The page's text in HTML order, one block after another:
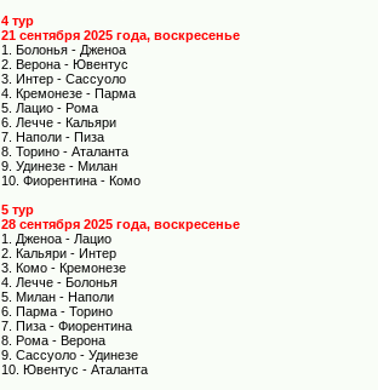
4 тур
21 сентября 2025 года, воскресенье
1. Болонья - Дженоа
2. Верона - Ювентус
3. Интер - Сассуоло
4. Кремонезе - Парма
5. Лацио - Рома
6. Лечче - Кальяри
7. Наполи - Пиза
8. Торино - Аталанта
9. Удинезе - Милан
10. Фиорентина - Комо
5 тур
28 сентября 2025 года, воскресенье
1. Дженоа - Лацио
2. Кальяри - Интер
3. Комо - Кремонезе
4. Лечче - Болонья
5. Милан - Наполи
6. Парма - Торино
7. Пиза - Фиорентина
8. Рома - Верона
9. Сассуоло - Удинезе
10. Ювентус - Аталанта